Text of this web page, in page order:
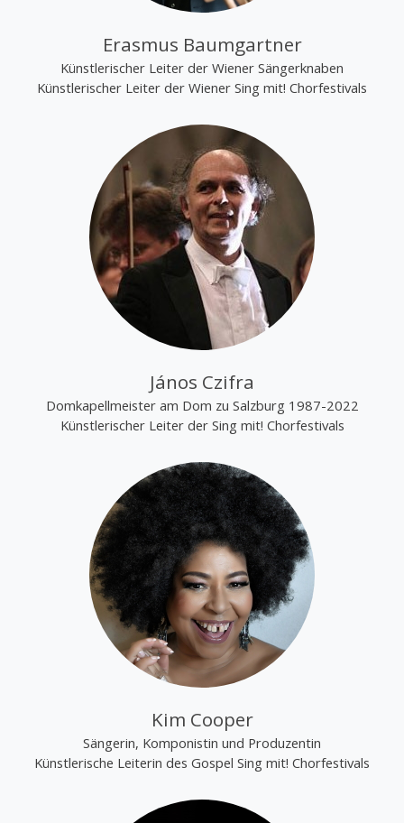
Erasmus Baumgartner
Künstlerischer Leiter der Wiener Sängerknaben
Künstlerischer Leiter der Wiener Sing mit! Chorfestivals
János Czifra
Domkapellmeister am Dom zu Salzburg 1987-2022
Künstlerischer Leiter der Sing mit! Chorfestivals
Kim Cooper
Sängerin, Komponistin und Produzentin
Künstlerische Leiterin des Gospel Sing mit! Chorfestivals